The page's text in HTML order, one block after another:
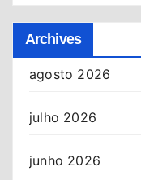
Archives
agosto 2026
julho 2026
junho 2026